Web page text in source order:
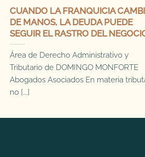
CUANDO LA FRANQUICIA
DE MANOS, LA DEUDA PUEDE
SEGUIR EL RASTRO DEL
Área de Derecho Administrativo y
Tributario de DOMINGO MONFORTE
Abogados Asociados En materia
no [...]